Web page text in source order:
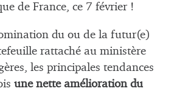
de France, ce 7 février !
du ou de la futur(e)
rattaché au ministère
les principales tendances
une nette amélioration du